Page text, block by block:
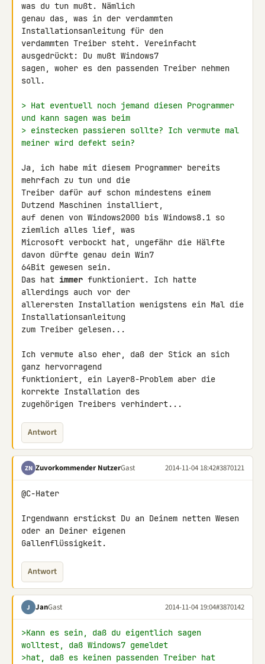
was du tun mußt. Nämlich
genau das, was in der verdammten
Installationsanleitung für den
verdammten Treiber steht. Vereinfacht
ausgedrückt: Du mußt Windows7
sagen, woher es den passenden Treiber nehmen
soll.
> Hat eventuell noch jemand diesen Programmer
und kann sagen was beim
> einstecken passieren sollte? Ich vermute mal
meiner wird defekt sein?
Ja, ich habe mit diesem Programmer bereits
mehrfach zu tun und die
Treiber dafür auf schon mindestens einem
Dutzend Maschinen installiert,
auf denen von Windows2000 bis Windows8.1 so
ziemlich alles lief, was
Microsoft verbockt hat, ungefähr die Hälfte
davon dürfte genau dein Win7
64Bit gewesen sein.
Das hat immer funktioniert. Ich hatte
allerdings auch vor der
allerersten Installation wenigstens ein Mal die
Installationsanleitung
zum Treiber gelesen...
Ich vermute also eher, daß der Stick an sich
ganz hervorragend
funktioniert, ein Layer8-Problem aber die
korrekte Installation des
zugehörigen Treibers verhindert...
Antwort
ZN Zuvorkommender NutzerGast 2014-11-04 18:42#3870121
@C-Hater
Irgendwann erstickst Du an Deinem netten Wesen
oder an Deiner eigenen
Gallenflüssigkeit.
Antwort
J JanGast 2014-11-04 19:04#3870142
>Kann es sein, daß du eigentlich sagen
wolltest, daß Windows7 gemeldet
>hat, daß es keinen passenden Treiber hat